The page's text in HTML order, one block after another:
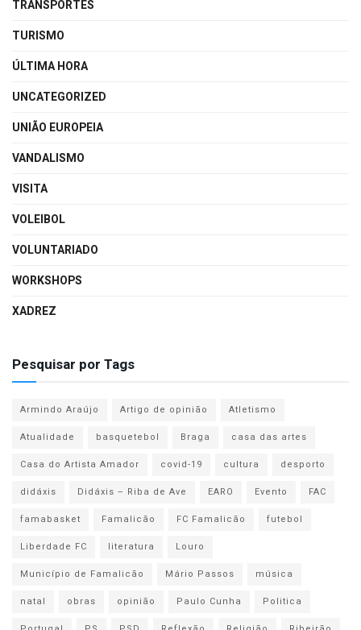
TRANSPORTES
TURISMO
ÚLTIMA HORA
UNCATEGORIZED
UNIÃO EUROPEIA
VANDALISMO
VISITA
VOLEIBOL
VOLUNTARIADO
WORKSHOPS
XADREZ
Pesquisar por Tags
Armindo Araújo Artigo de opinião
Atletismo
Atualidade
basquetebol Braga
casa das artes
Casa do Artista Amador
covid-19 cultura
desporto
didáxis
Didáxis – Riba de Ave EARO Evento
FAC
famabasket
Famalicão FC Famalicão
futebol
Liberdade FC
literatura
Louro
Município de Famalicão
Mário Passos
música
natal
obras opinião Paulo Cunha
Politica